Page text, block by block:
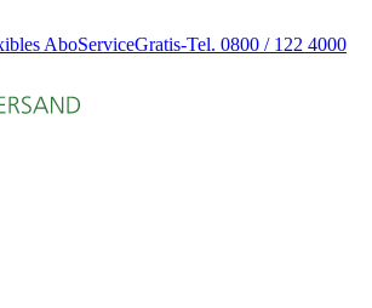
AboServiceGratis-Tel. 0800 / 122 4000